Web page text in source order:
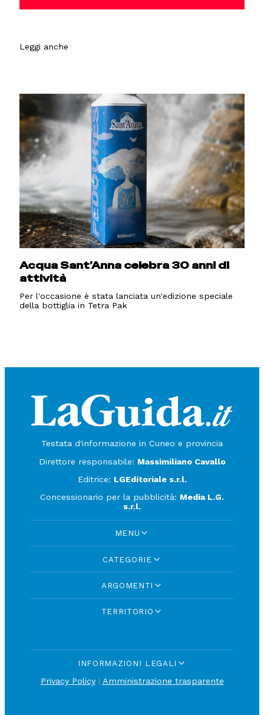
Leggi anche
Acqua Sant’Anna celebra 30 anni di
attività
Per l'occasione è stata lanciata un'edizione speciale
della bottiglia in Tetra Pak
Testata d'informazione in Cuneo e provincia
Direttore responsabile: Massimiliano Cavallo
Editrice: LGEditoriale s.r.l.
Concessionario per la pubblicità: Media L.G.
s.r.l.
MENU
CATEGORIE
ARGOMENTI
TERRITORIO
INFORMAZIONI LEGALI
Privacy Policy| Amministrazione trasparente